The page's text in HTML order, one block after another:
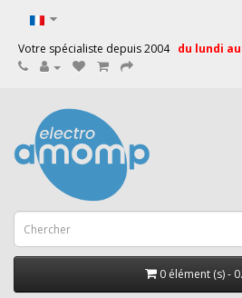
Votre spécialiste depuis 2004 du lundi
0 élément (s) -